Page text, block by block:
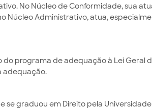
No Núcleo de Conformidade, sua
Núcleo Administrativo, atua,
programa de adequação à Lei Geral
adequação.
se graduou em Direito pela